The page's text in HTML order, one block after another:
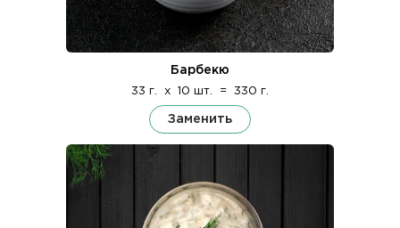
Барбекю
33 г. x 10 шт. = 330 г.
Заменить